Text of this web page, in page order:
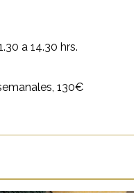
a 14.30 hrs.
130€